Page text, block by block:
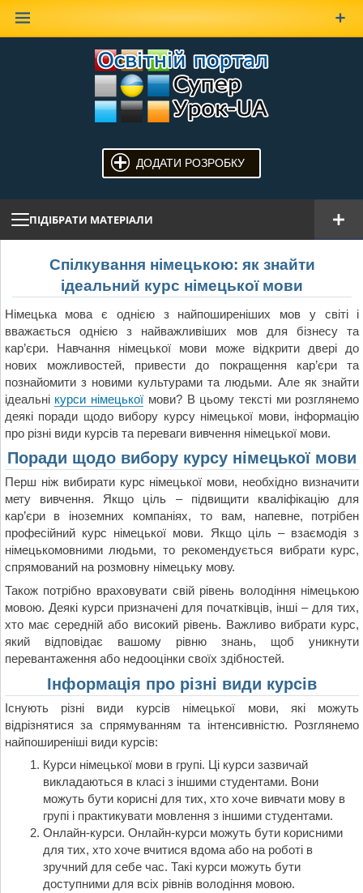
ДОДАТИ РОЗРОБКУ
ПІДІБРАТИ МАТЕРІАЛИ
Спілкування німецькою: як знайти
ідеальний курс німецької мови
Німецька мова є однією з найпоширеніших мов у світі і
вважається однією з найважливіших мов для бізнесу та
кар’єри. Навчання німецької мови може відкрити двері до
нових можливостей, привести до покращення кар’єри та
познайомити з новими культурами та людьми. Але як знайти
ідеальні курси німецької мови? В цьому тексті ми розглянемо
деякі поради щодо вибору курсу німецької мови, інформацію
про різні види курсів та переваги вивчення німецької мови.
Поради щодо вибору курсу німецької мови
Перш ніж вибирати курс німецької мови, необхідно визначити
мету вивчення. Якщо ціль – підвищити кваліфікацію для
кар’єри в іноземних компаніях, то вам, напевне, потрібен
професійний курс німецької мови. Якщо ціль – взаємодія з
німецькомовними людьми, то рекомендується вибрати курс,
спрямований на розмовну німецьку мову.
Також потрібно враховувати свій рівень володіння німецькою
мовою. Деякі курси призначені для початківців, інші – для тих,
хто має середній або високий рівень. Важливо вибрати курс,
який відповідає вашому рівню знань, щоб уникнути
перевантаження або недооцінки своїх здібностей.
Інформація про різні види курсів
Існують різні види курсів німецької мови, які можуть
відрізнятися за спрямуванням та інтенсивністю. Розглянемо
найпоширеніші види курсів:
Курси німецької мови в групі. Ці курси зазвичай
викладаються в класі з іншими студентами. Вони
можуть бути корисні для тих, хто хоче вивчати мову в
групі і практикувати мовлення з іншими студентами.
Онлайн-курси. Онлайн-курси можуть бути корисними
для тих, хто хоче вчитися вдома або на роботі в
зручний для себе час. Такі курси можуть бути
доступними для всіх рівнів володіння мовою.